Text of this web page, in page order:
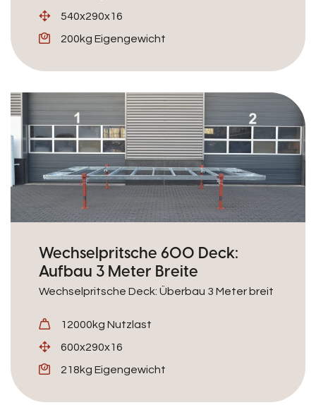
540x290x16
200kg Eigengewicht
Wechselpritsche 600 Deck:
Aufbau 3 Meter Breite
Wechselpritsche Deck: Überbau 3 Meter breit
12000kg Nutzlast
600x290x16
218kg Eigengewicht